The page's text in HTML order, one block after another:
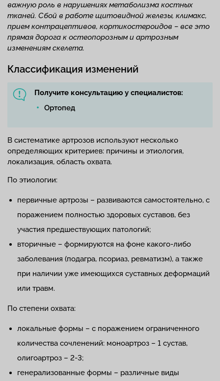
важную роль в нарушениях метаболизма костных
тканей. Сбой в работе щитовидной железы, климакс,
прием контрацептивов, кортикостероидов – все это
прямая дорога к остеопорозным и артрозным
изменениям скелета.
Классификация изменений
Получите консультацию у специалистов:
Ортопед
В систематике артрозов используют несколько
определяющих критериев: причины и этиология,
локализация, область охвата.
По этиологии:
первичные артрозы – развиваются самостоятельно, с
поражением полностью здоровых суставов, без
участия предшествующих патологий;
вторичные – формируются на фоне какого-либо
заболевания (подагра, псориаз, ревматизм), а также
при наличии уже имеющихся суставных деформаций
или травм.
По степени охвата:
локальные формы – с поражением ограниченного
количества сочленений: моноартроз – 1 сустав,
олигоартроз – 2-3;
генерализованные формы – различные виды